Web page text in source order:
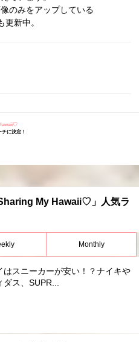
のみをアップしている
更新中。
に決定！
My Hawaii♡」人気ラ
Monthly
はスニーカーが安い！？ナイキや
ダス、SUPR...